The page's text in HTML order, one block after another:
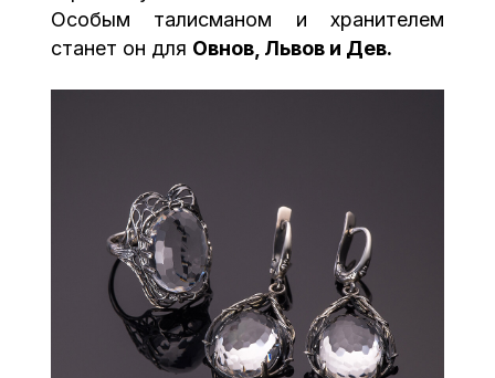
Особым талисманом и хранителем
станет он для Овнов, Львов и Дев.